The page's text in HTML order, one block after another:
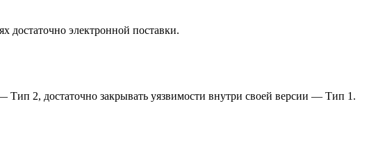
достаточно электронной поставки.
2, достаточно закрывать уязвимости внутри своей версии — Тип 1.